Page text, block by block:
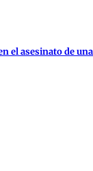
el asesinato de